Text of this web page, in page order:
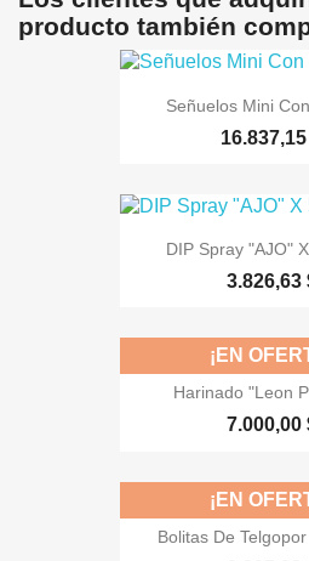
producto también
Señuelos Mini
DIP Spray "AJO" X
3.826,63
Harinado "Leon
7.000,00
¡EN
Bolitas De Telgopor
¡EN